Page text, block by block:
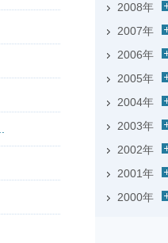
2008年
2007年
2006年
2005年
2004年
2003年
2002年
2001年
2000年